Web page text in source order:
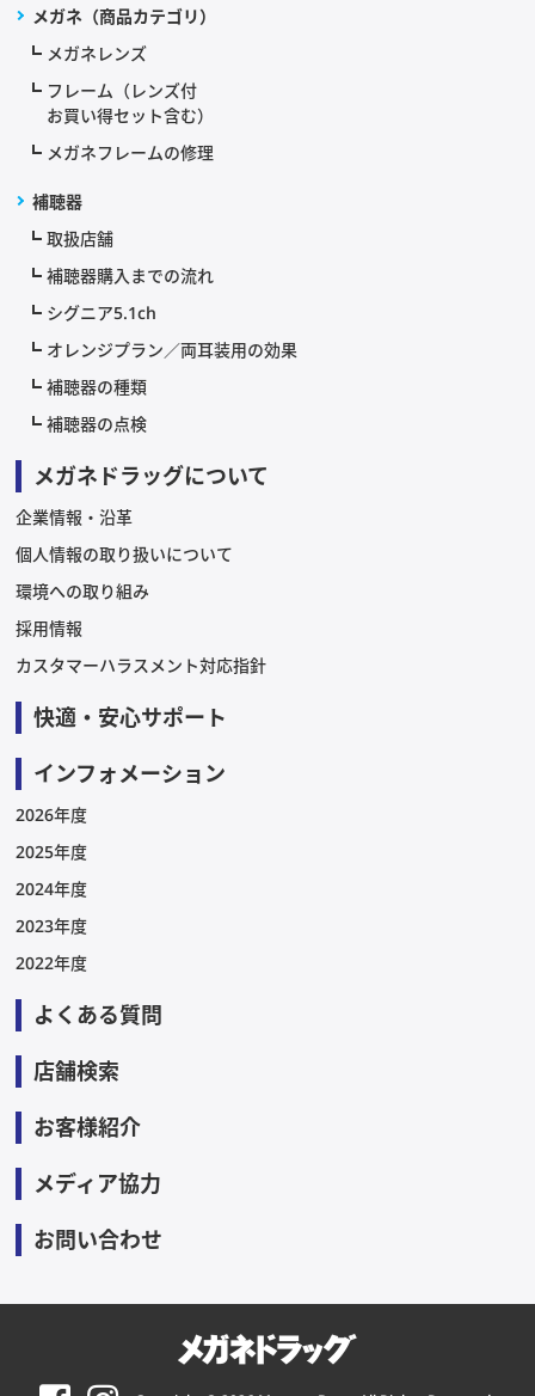
メガネ（商品カテゴリ）
メガネレンズ
フレーム（レンズ付
お買い得セット含む）
メガネフレームの修理
補聴器
取扱店舗
補聴器購入までの流れ
シグニア5.1ch
オレンジプラン／両耳装用の効果
補聴器の種類
補聴器の点検
メガネドラッグについて
企業情報・沿革
個人情報の取り扱いについて
環境への取り組み
採用情報
カスタマーハラスメント対応指針
快適・安心サポート
インフォメーション
2026年度
2025年度
2024年度
2023年度
2022年度
よくある質問
店舗検索
お客様紹介
メディア協力
お問い合わせ